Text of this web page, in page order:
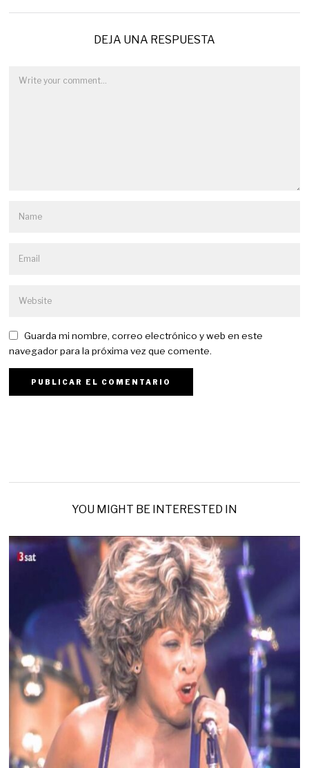
DEJA UNA RESPUESTA
Guarda mi nombre, correo electrónico y web en este
navegador para la próxima vez que comente.
YOU MIGHT BE INTERESTED IN